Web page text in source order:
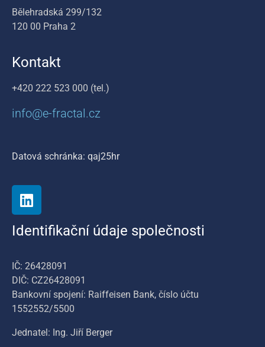
Bělehradská 299/132
120 00 Praha 2
Kontakt
+420 222 523 000 (tel.)
info@e-fractal.cz
Datová schránka: qaj25hr
Identifikační údaje společnosti
IČ: 26428091
DIČ: CZ26428091
Bankovní spojení: Raiffeisen Bank, číslo účtu
1552552/5500
Jednatel: Ing. Jiří Berger